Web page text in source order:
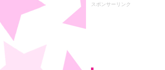
スポンサーリンク